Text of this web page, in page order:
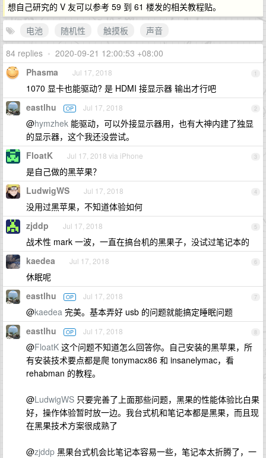
想自己研究的 V 友可以参考 59 到 61 楼发的相关教程贴。
电池
随机性 触摸板
声音
84 replies • 2020-09-21 12:00:53 +08:00
1
Phasma Jul 17, 2018
1070 显卡也能驱动? 是 HDMI 接显示器 输出才行吧
2
eastlhu OP Jul 17, 2018
@hymzhek 能驱动，可以外接显示器用，也有大神内建了独显
的显示器，这个我还没尝试。
3
FloatK Jul 17, 2018 via iPhone
是自己做的黑苹果？
4
LudwigWS Jul 17, 2018
没用过黑苹果，不知道体验如何
5
zjddp Jul 17, 2018
战术性 mark 一波，一直在搞台机的黑果子，没试过笔记本的
6
kaedea Jul 17, 2018
休眠呢
7
eastlhu OP Jul 17, 2018
@kaedea 完美。基本弄好 usb 的问题就能搞定睡眠问题
8
eastlhu OP Jul 17, 2018
@FloatK 这个问题不知道怎么回答你。自己安装的黑苹果，所
有安装技术要点都是爬 tonymacx86 和 insanelymac，看
rehabman 的教程。
@LudwigWS 只要完善了上面那些问题，黑果的性能体验比白果
好，操作体验暂时放一边。我台式机和笔记本都是黑果，而且现
在黑果技术方案很成熟了
@zjddp 黑果台式机会比笔记本容易一些，笔记本太折腾了，一